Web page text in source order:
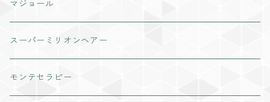
VI PLANTE
リキッド
ディフェンサー
インナーケア
粒タイプ
マジョール
スーパーミリオンヘアー
モンテセラピー